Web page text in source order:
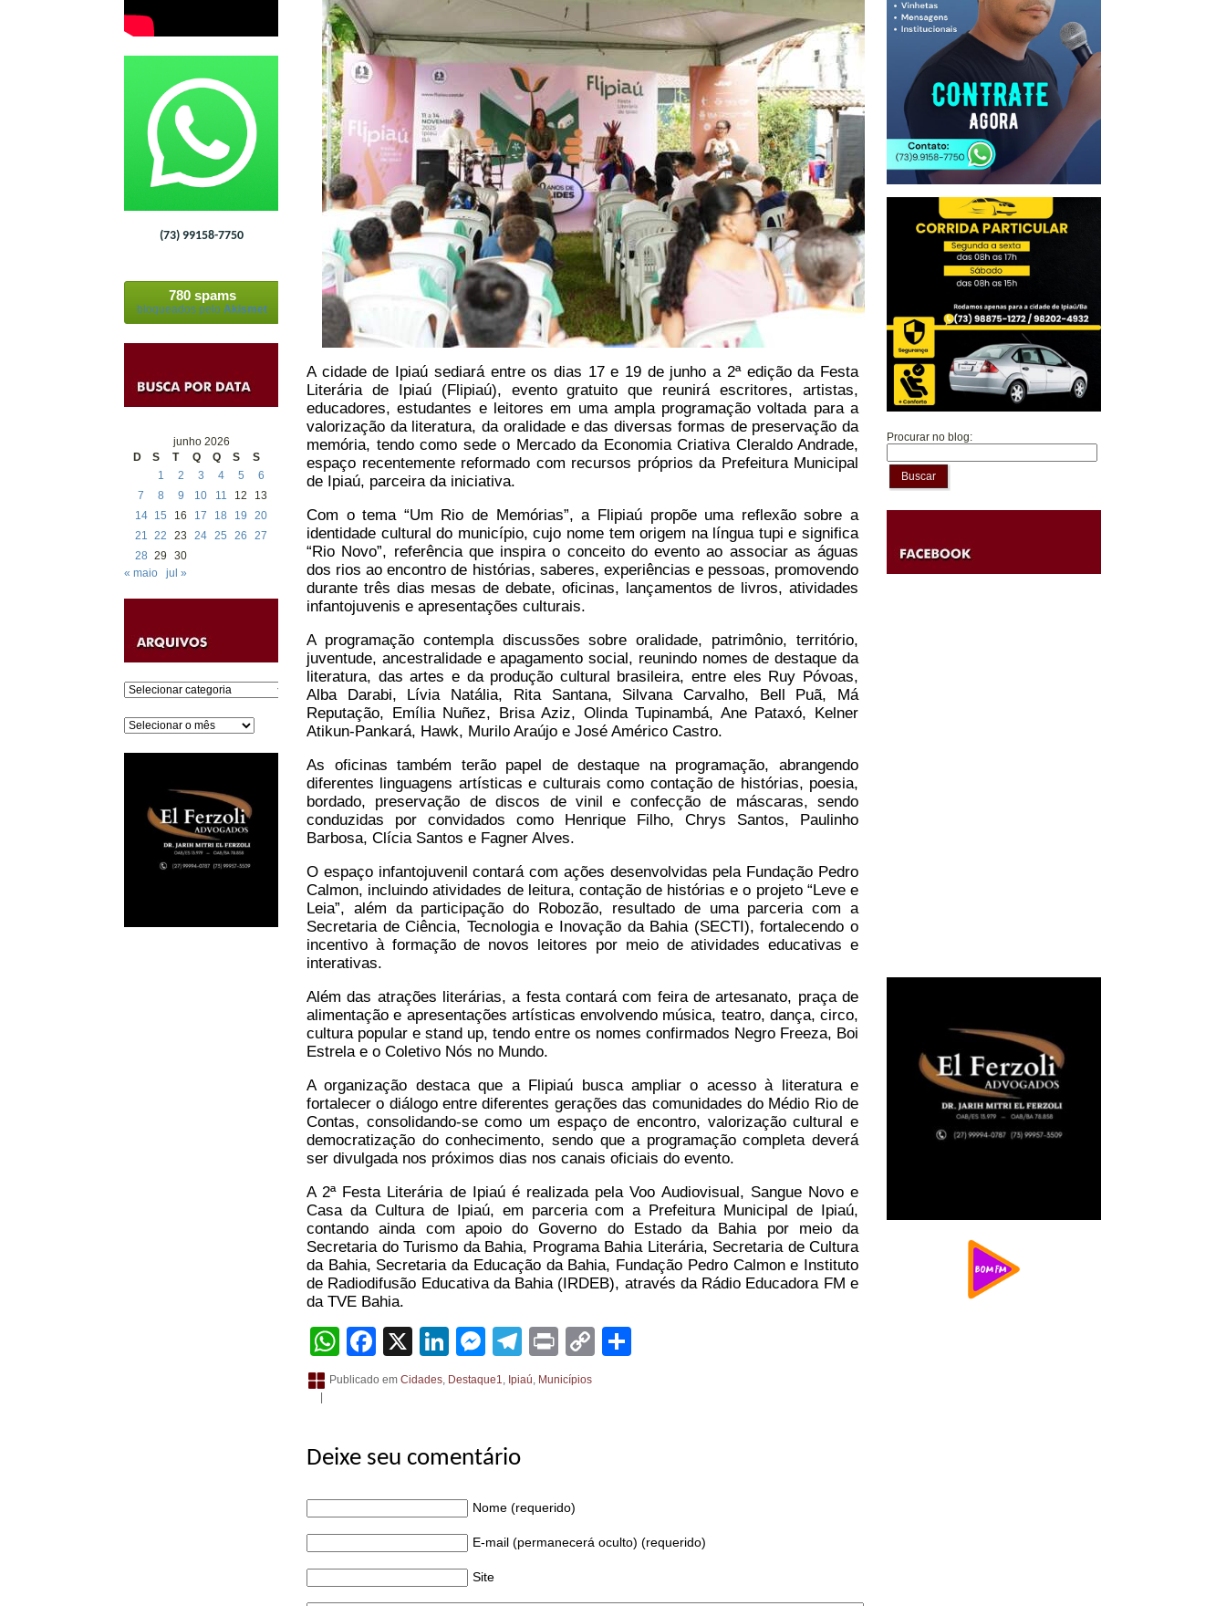
(73) 99158-7750
780 spams
bloqueados pelo Akismet
junho 2026
D
S T Q Q S
S
1
2 3 4 5
6
7
8 9 10 11 12
13
14
15 16 17 18 19
20
21
22 23 24 25 26
27
28 29
30
« maio
jul »
Categorias
Arquivos
A cidade de Ipiaú sediará entre os dias 17 e 19 de junho a 2ª edição da Festa
Literária de Ipiaú (Flipiaú), evento gratuito que reunirá escritores, artistas,
educadores, estudantes e leitores em uma ampla programação voltada para a
valorização da literatura, da oralidade e das diversas formas de preservação da
memória, tendo como sede o Mercado da Economia Criativa Cleraldo Andrade,
espaço recentemente reformado com recursos próprios da Prefeitura Municipal
de Ipiaú, parceira da iniciativa.
Com o tema “Um Rio de Memórias”, a Flipiaú propõe uma reflexão sobre a
identidade cultural do município, cujo nome tem origem na língua tupi e significa
“Rio Novo”, referência que inspira o conceito do evento ao associar as águas
dos rios ao encontro de histórias, saberes, experiências e pessoas, promovendo
durante três dias mesas de debate, oficinas, lançamentos de livros, atividades
infantojuvenis e apresentações culturais.
A programação contempla discussões sobre oralidade, patrimônio, território,
juventude, ancestralidade e apagamento social, reunindo nomes de destaque da
literatura, das artes e da produção cultural brasileira, entre eles Ruy Póvoas,
Alba Darabi, Lívia Natália, Rita Santana, Silvana Carvalho, Bell Puã, Má
Reputação, Emília Nuñez, Brisa Aziz, Olinda Tupinambá, Ane Pataxó, Kelner
Atikun-Pankará, Hawk, Murilo Araújo e José Américo Castro.
As oficinas também terão papel de destaque na programação, abrangendo
diferentes linguagens artísticas e culturais como contação de histórias, poesia,
bordado, preservação de discos de vinil e confecção de máscaras, sendo
conduzidas por convidados como Henrique Filho, Chrys Santos, Paulinho
Barbosa, Clícia Santos e Fagner Alves.
O espaço infantojuvenil contará com ações desenvolvidas pela Fundação Pedro
Calmon, incluindo atividades de leitura, contação de histórias e o projeto “Leve e
Leia”, além da participação do Robozão, resultado de uma parceria com a
Secretaria de Ciência, Tecnologia e Inovação da Bahia (SECTI), fortalecendo o
incentivo à formação de novos leitores por meio de atividades educativas e
interativas.
Além das atrações literárias, a festa contará com feira de artesanato, praça de
alimentação e apresentações artísticas envolvendo música, teatro, dança, circo,
cultura popular e stand up, tendo entre os nomes confirmados Negro Freeza, Boi
Estrela e o Coletivo Nós no Mundo.
A organização destaca que a Flipiaú busca ampliar o acesso à literatura e
fortalecer o diálogo entre diferentes gerações das comunidades do Médio Rio de
Contas, consolidando-se como um espaço de encontro, valorização cultural e
democratização do conhecimento, sendo que a programação completa deverá
ser divulgada nos próximos dias nos canais oficiais do evento.
A 2ª Festa Literária de Ipiaú é realizada pela Voo Audiovisual, Sangue Novo e
Casa da Cultura de Ipiaú, em parceria com a Prefeitura Municipal de Ipiaú,
contando ainda com apoio do Governo do Estado da Bahia por meio da
Secretaria do Turismo da Bahia, Programa Bahia Literária, Secretaria de Cultura
da Bahia, Secretaria da Educação da Bahia, Fundação Pedro Calmon e Instituto
de Radiodifusão Educativa da Bahia (IRDEB), através da Rádio Educadora FM e
da TVE Bahia.
WhatsApp
Facebook
X LinkedIn
Messenger
Telegram
PrintCopy
Publicado em Cidades, Destaque1, Ipiaú, Municípios
Deixe seu comentário
Nome (requerido)
E-mail (permanecerá oculto) (requerido)
Site
Procurar no blog:
Buscar